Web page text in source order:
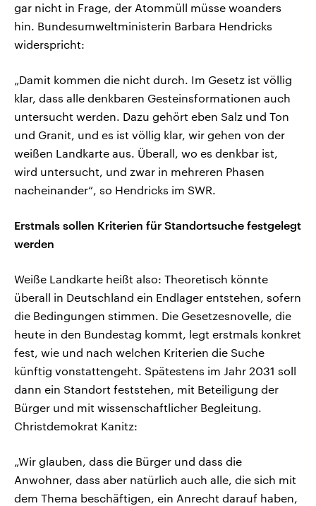
gar nicht in Frage, der Atommüll müsse woanders
hin. Bundesumweltministerin Barbara Hendricks
widerspricht:
„Damit kommen die nicht durch. Im Gesetz ist völlig
klar, dass alle denkbaren Gesteinsformationen auch
untersucht werden. Dazu gehört eben Salz und Ton
und Granit, und es ist völlig klar, wir gehen von der
weißen Landkarte aus. Überall, wo es denkbar ist,
wird untersucht, und zwar in mehreren Phasen
nacheinander“, so Hendricks im SWR.
Erstmals sollen Kriterien für Standortsuche festgelegt
werden
Weiße Landkarte heißt also: Theoretisch könnte
überall in Deutschland ein Endlager entstehen, sofern
die Bedingungen stimmen. Die Gesetzesnovelle, die
heute in den Bundestag kommt, legt erstmals konkret
fest, wie und nach welchen Kriterien die Suche
künftig vonstattengeht. Spätestens im Jahr 2031 soll
dann ein Standort feststehen, mit Beteiligung der
Bürger und mit wissenschaftlicher Begleitung.
Christdemokrat Kanitz:
„Wir glauben, dass die Bürger und dass die
Anwohner, dass aber natürlich auch alle, die sich mit
dem Thema beschäftigen, ein Anrecht darauf haben,